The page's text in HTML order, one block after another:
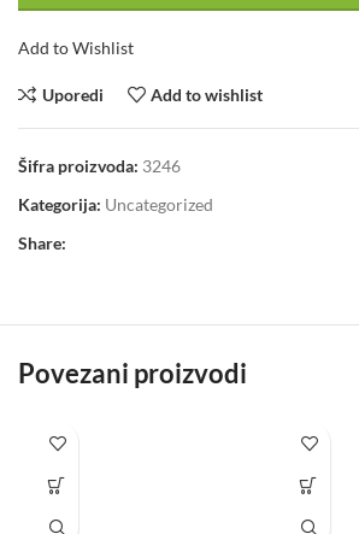
Add to Wishlist
Uporedi Add to wishlist
Šifra proizvoda: 3246
Kategorija: Uncategorized
Share:
Povezani proizvodi